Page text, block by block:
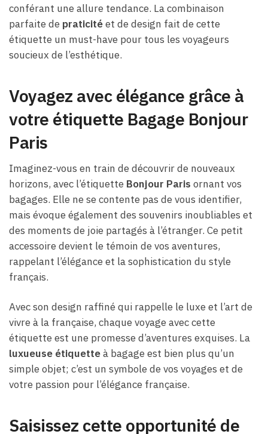
conférant une allure tendance. La combinaison
parfaite de praticitéet de design fait de cette
étiquette un must-have pour tous les voyageurs
soucieux de l’esthétique.
Voyagez avec élégance grâce à
votre étiquette Bagage Bonjour
Paris
Imaginez-vous en train de découvrir de nouveaux
horizons, avec l’étiquette Bonjour Paris ornant vos
bagages. Elle ne se contente pas de vous identifier,
mais évoque également des souvenirs inoubliables et
des moments de joie partagés à l’étranger. Ce petit
accessoire devient le témoin de vos aventures,
rappelant l’élégance et la sophistication du style
français.
Avec son design raffiné qui rappelle le luxe et l’art de
vivre à la française, chaque voyage avec cette
étiquette est une promesse d’aventures exquises. La
luxueuse étiquetteà bagage est bien plus qu’un
simple objet; c’est un symbole de vos voyages et de
votre passion pour l’élégance française.
Saisissez cette opportunité de